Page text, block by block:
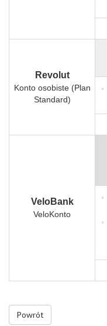
Revolut
Konto osobiste (Plan
Standard)
VeloBank
VeloKonto
Powrót